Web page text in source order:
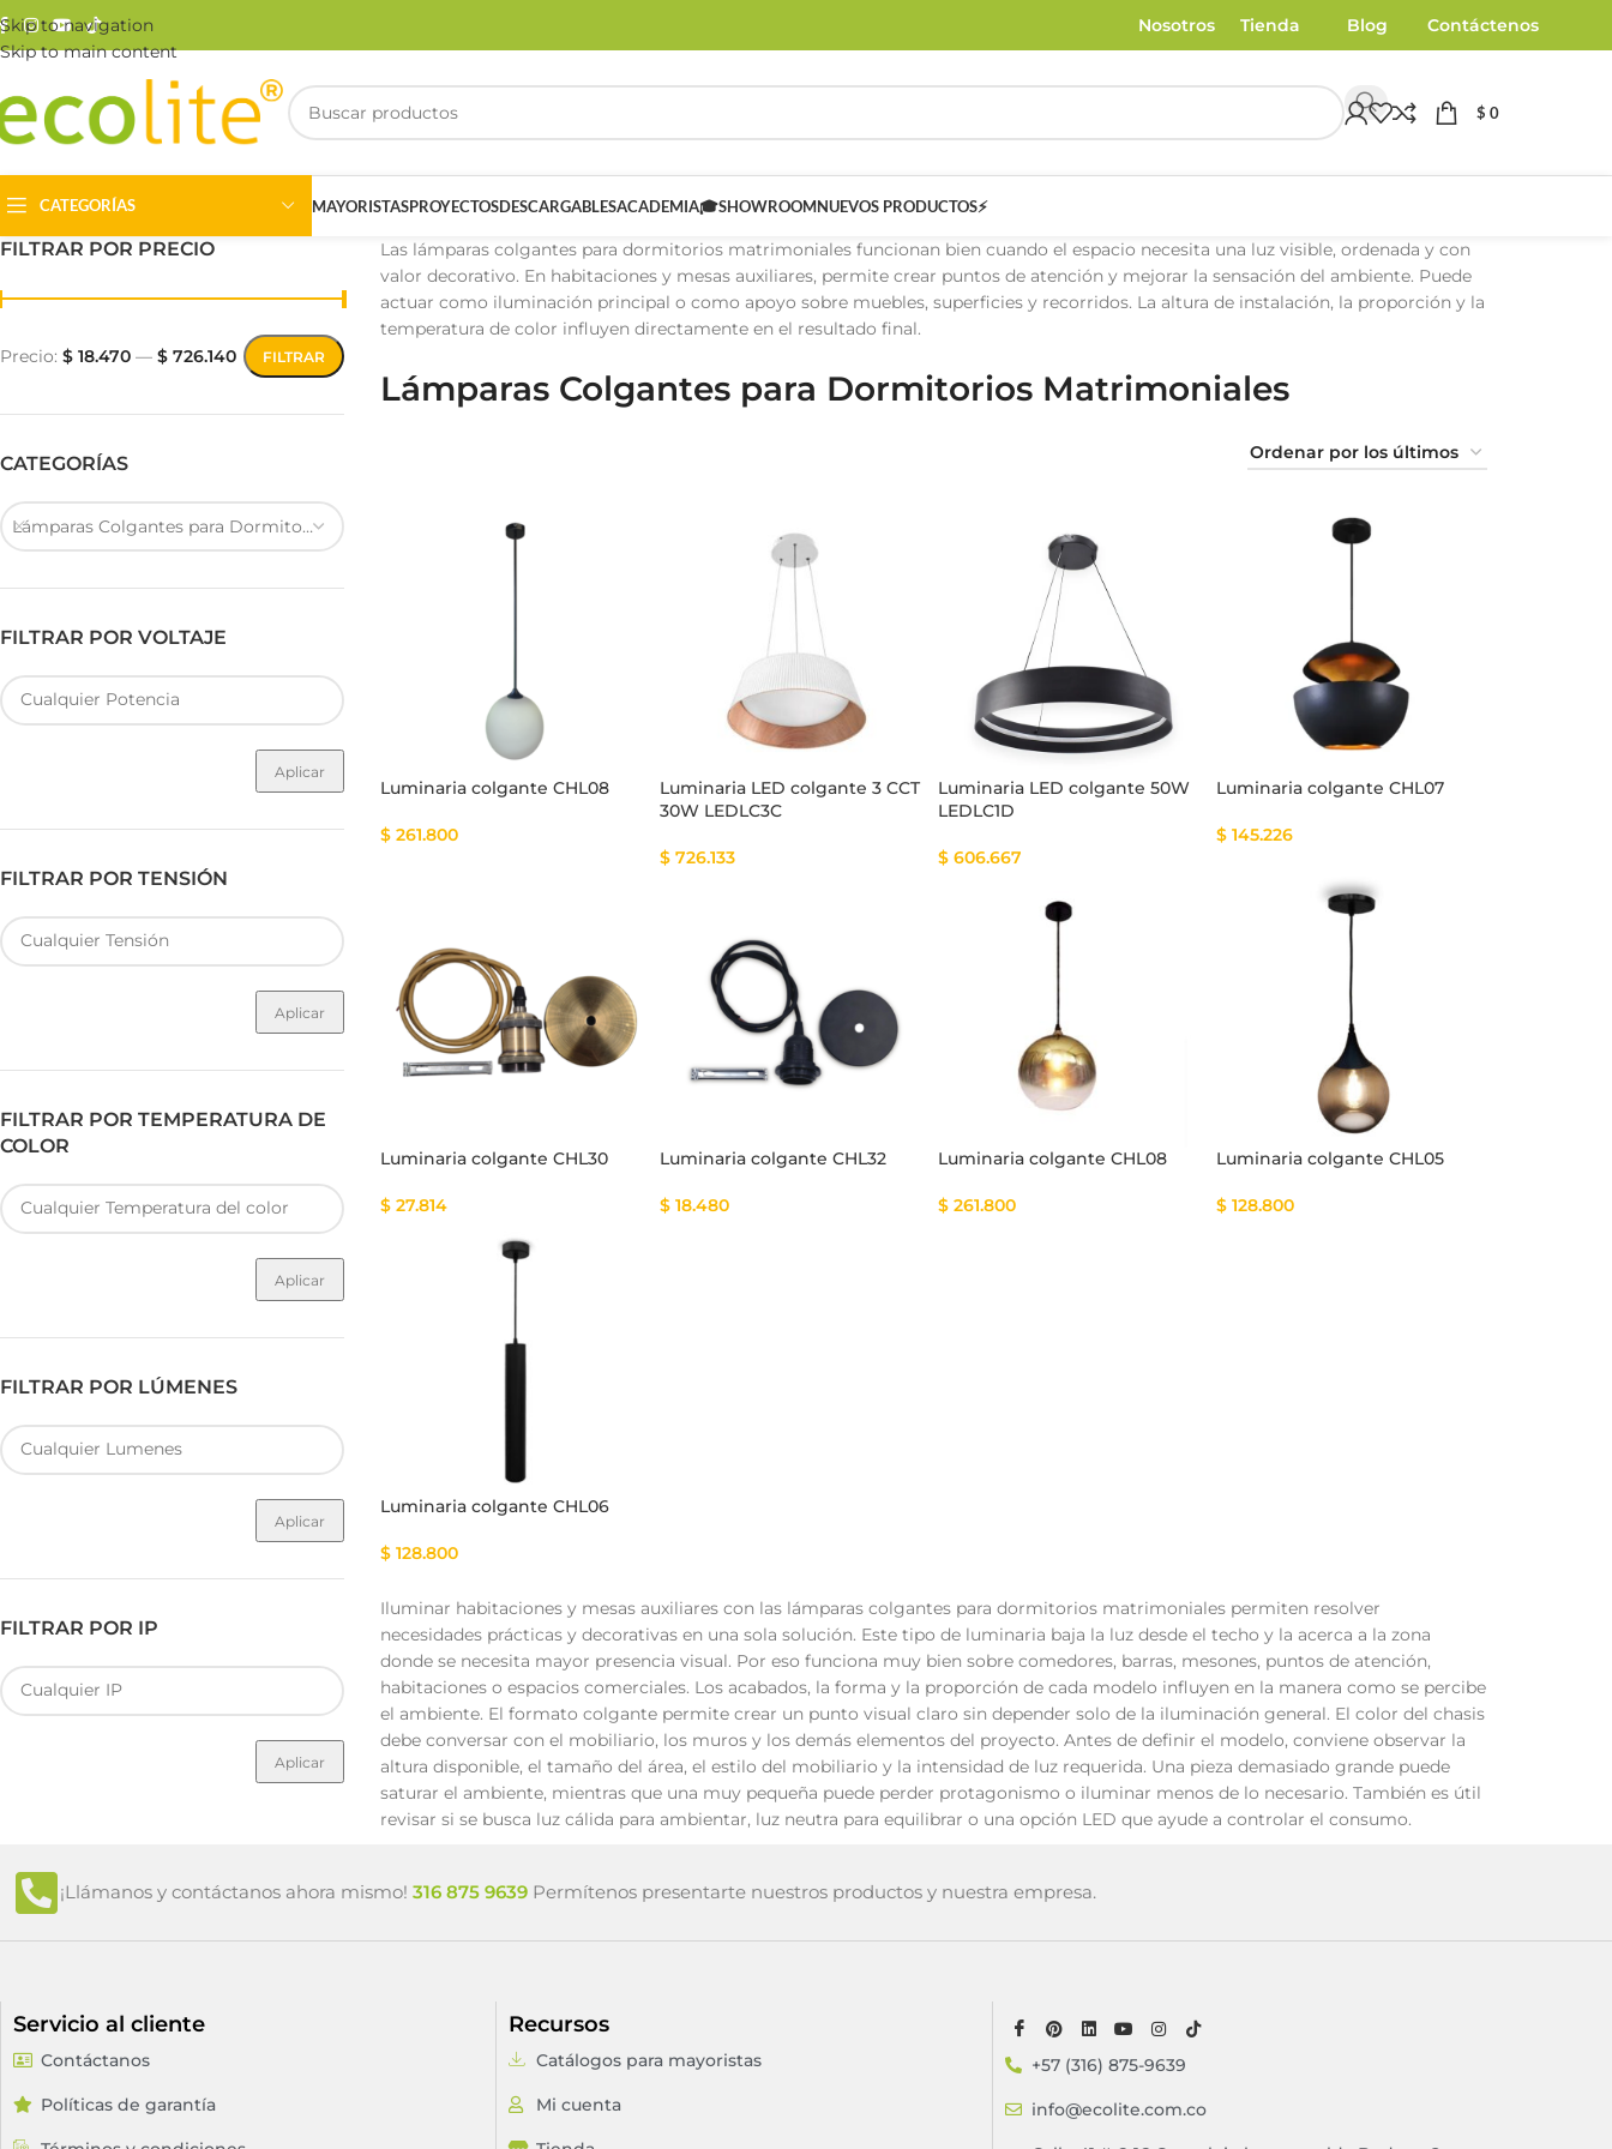
Skip to navigation
Skip to main content
Nosotros Tienda Blog Contáctenos
$ 0
CATEGORÍAS
Riel Magnético
Fuente de Poder SMART Cinta Multicolor
MAYORISTASPROYECTOSDESCARGABLESACADEMIA🎓SHOWROOMNUEVOS PRODUCTOS⚡
FILTRAR POR PRECIO
FILTRAR
Precio: $ 18.470 — $ 726.140
CATEGORÍAS
Lámparas Colgantes para Dormitorios Matrimoniales
FILTRAR POR VOLTAJE
Aplicar
FILTRAR POR TENSIÓN
Aplicar
FILTRAR POR TEMPERATURA DE
COLOR
Aplicar
FILTRAR POR LÚMENES
Aplicar
FILTRAR POR IP
Aplicar
Las lámparas colgantes para dormitorios matrimoniales funcionan bien cuando el espacio necesita una luz visible, ordenada y con
valor decorativo. En habitaciones y mesas auxiliares, permite crear puntos de atención y mejorar la sensación del ambiente. Puede
actuar como iluminación principal o como apoyo sobre muebles, superficies y recorridos. La altura de instalación, la proporción y la
temperatura de color influyen directamente en el resultado final.
Lámparas Colgantes para Dormitorios Matrimoniales
Luminaria colgante CHL08
$ 261.800
Luminaria LED colgante 3 CCT
30W LEDLC3C
$726.133
Luminaria LED colgante 50W
LEDLC1D
$606.667
Luminaria colgante CHL07
$145.226
Luminaria colgante CHL30
$ 27.814
Luminaria colgante CHL32
$18.480
Luminaria colgante CHL08
$261.800
Luminaria colgante CHL05
$128.800
Luminaria colgante CHL06
$ 128.800
Iluminar habitaciones y mesas auxiliares con las lámparas colgantes para dormitorios matrimoniales permiten resolver
necesidades prácticas y decorativas en una sola solución. Este tipo de luminaria baja la luz desde el techo y la acerca a la zona
donde se necesita mayor presencia visual. Por eso funciona muy bien sobre comedores, barras, mesones, puntos de atención,
habitaciones o espacios comerciales. Los acabados, la forma y la proporción de cada modelo influyen en la manera como se percibe
el ambiente. El formato colgante permite crear un punto visual claro sin depender solo de la iluminación general. El color del chasis
debe conversar con el mobiliario, los muros y los demás elementos del proyecto. Antes de definir el modelo, conviene observar la
altura disponible, el tamaño del área, el estilo del mobiliario y la intensidad de luz requerida. Una pieza demasiado grande puede
saturar el ambiente, mientras que una muy pequeña puede perder protagonismo o iluminar menos de lo necesario. También es útil
revisar si se busca luz cálida para ambientar, luz neutra para equilibrar o una opción LED que ayude a controlar el consumo.
¡Llámanos y contáctanos ahora mismo! 316 875 9639 Permítenos presentarte nuestros productos y nuestra empresa.
Servicio al cliente
Contáctanos
Políticas de garantía
Recursos
Catálogos para mayoristas
Mi cuenta
+57 (316) 875-9639
info@ecolite.com.co